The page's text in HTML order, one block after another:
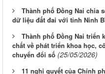
Thành phố Đồng Nai chia
dữ liệu đất đai với tỉnh Ninh
Thành phố Đồng Nai triển
chất về phát triển khoa học,
chuyển đổi số (25/05/2026)
11 nghị quyết của Chính